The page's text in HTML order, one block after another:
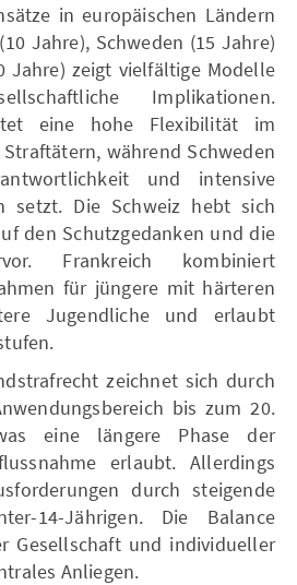
in europäischen Ländern
Jahre), Schweden (15 Jahre)
Jahre) zeigt vielfältige Modelle
Implikationen.
eine hohe Flexibilität im
während Schweden
und intensive
setzt. Die Schweiz hebt sich
den Schutzgedanken und die
Frankreich kombiniert
für jüngere mit härteren
Jugendliche und erlaubt
zeichnet sich durch
bis zum 20.
eine längere Phase der
erlaubt. Allerdings
durch steigende
14-Jährigen. Die Balance
Gesellschaft und individueller
Anliegen.